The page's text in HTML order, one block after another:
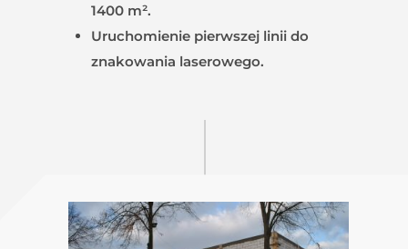
1400 m².
Uruchomienie pierwszej linii do
znakowania laserowego.